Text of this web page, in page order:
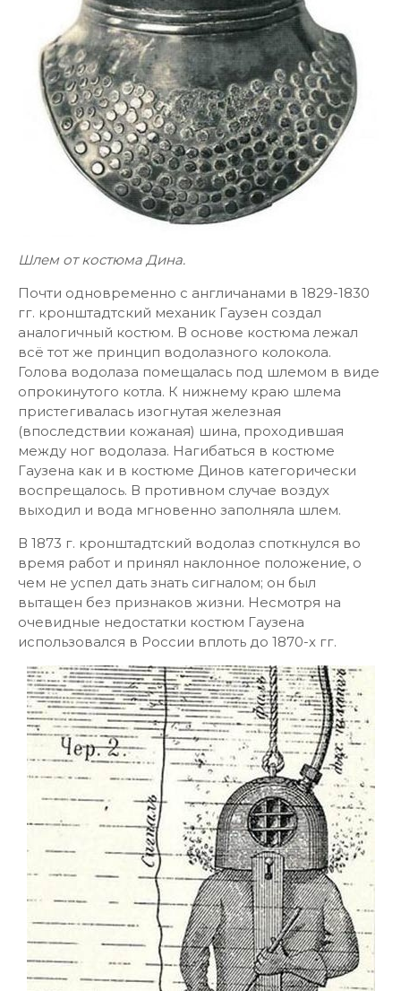
Шлем от костюма Дина.
Почти одновременно с англичанами в 1829-1830
гг. кронштадтский механик Гаузен создал
аналогичный костюм. В основе костюма лежал
всё тот же принцип водолазного колокола.
Голова водолаза помещалась под шлемом в виде
опрокинутого котла. К нижнему краю шлема
пристегивалась изогнутая железная
(впоследствии кожаная) шина, проходившая
между ног водолаза. Нагибаться в костюме
Гаузена как и в костюме Динов категорически
воспрещалось. В противном случае воздух
выходил и вода мгновенно заполняла шлем.
В 1873 г. кронштадтский водолаз споткнулся во
время работ и принял наклонное положение, о
чем не успел дать знать сигналом; он был
вытащен без признаков жизни. Несмотря на
очевидные недостатки костюм Гаузена
использовался в России вплоть до 1870-х гг.